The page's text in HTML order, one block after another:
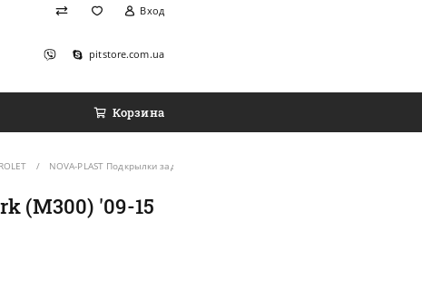
Вход
pitstore.com.ua
Корзина
NOVA-PLAST Подкрылки задние на CHEVROLET Spark (M300) '09-15 (Комплект 2
(M300) '09-15